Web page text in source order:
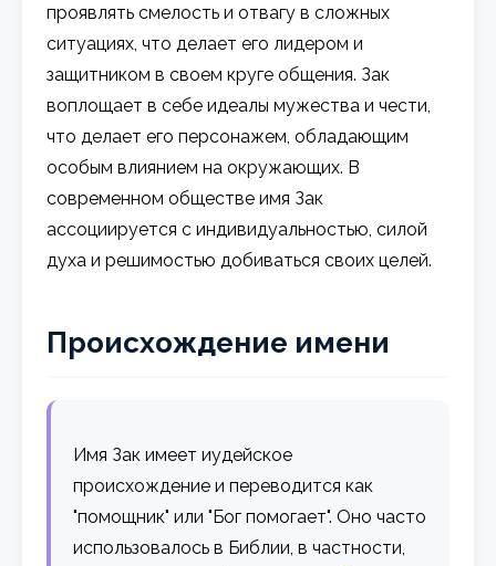
проявлять смелость и отвагу в сложных
ситуациях, что делает его лидером и
защитником в своем круге общения. Зак
воплощает в себе идеалы мужества и чести,
что делает его персонажем, обладающим
особым влиянием на окружающих. В
современном обществе имя Зак
ассоциируется с индивидуальностью, силой
духа и решимостью добиваться своих целей.
Происхождение имени
Имя Зак имеет иудейское
происхождение и переводится как
"помощник" или "Бог помогает". Оно часто
использовалось в Библии, в частности,